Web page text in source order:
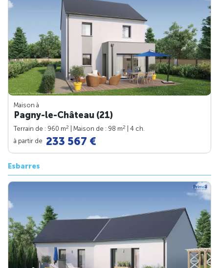
Maison à
Pagny-le-Château (21)
Terrain de : 960 m2 | Maison de : 98 m2
| 4 ch.
à partir de 233 567 €
Esbarres